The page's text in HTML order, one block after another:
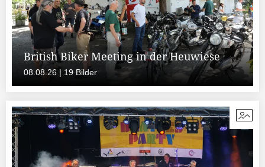
British Biker Meeting in der Heuwiese
08.08.26 | 19 Bilder